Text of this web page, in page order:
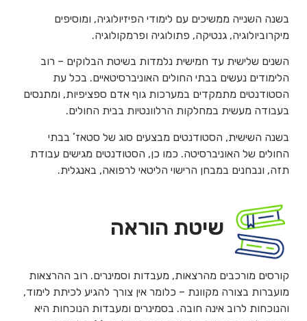
בשנה השנייה ממשיכים עם לימודי הפיזיולוגיה, ומוסיפים
מיקרוביולוגיה, גנטיקה, פתולוגיה ופרמקולוגיה.
השנים שלישית עד חמישית נלמדות בשיטת הבלוקים – רוב
הלימודים נעשים בבתי החולים האוניברסיטאיים. בכל עת
הסטודנטים מתמקדים במערכות גוף אדם ספציפיות, ומתנסים
בעבודה מעשית במחלקות הרלוונטיות בבית החולים.
בשנה השישית, הסטודנטים מבצעים סוג של סטאז’ בבתי
החולים של האוניברסיטה. כמו כן, הסטודנטים מגישים עבודת
תזה, ונבחנים במבחן הרישוי הליטאי לרפואה, באנגלית.
שיטת הוראה
קורסים מורכבים מהרצאות, מעבדות וסמינרים. רוב ההרצאות
מועברות בצורה מקוונת – כלומר אין צורך להגיע לכיתת לימוד,
והנוכחות לרוב אינה חובה. בסמינרים ומעבדות הנוכחות היא